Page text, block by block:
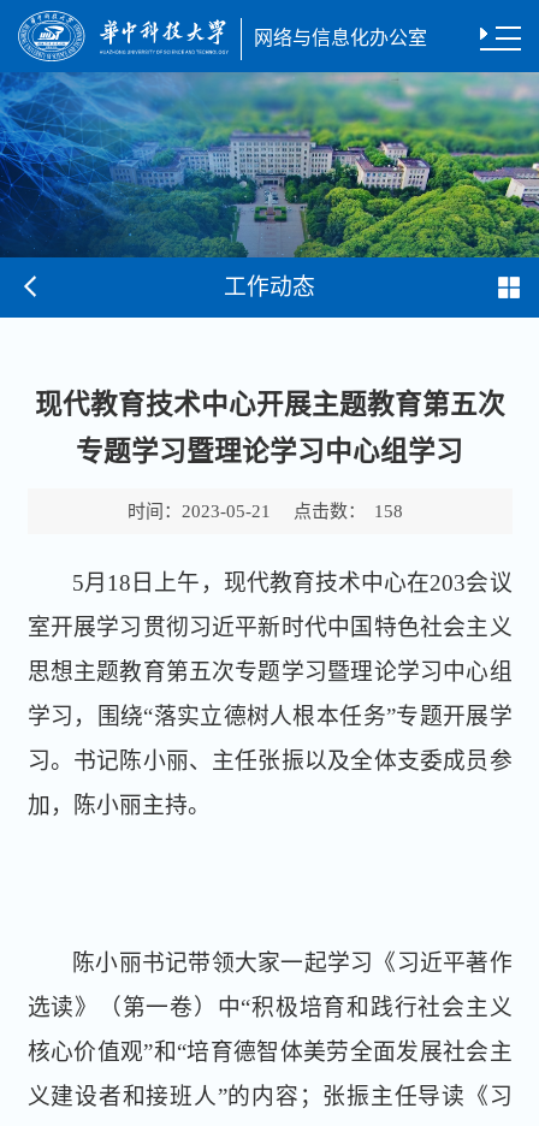
网络与信息化办公室
工作动态
现代教育技术中心开展主题教育第五次
专题学习暨理论学习中心组学习
时间： 2023-05-21 点击数： 158
5月18日上午，现代教育技术中心在203会议
室开展学习贯彻习近平新时代中国特色社会主义
思想主题教育第五次专题学习暨理论学习中心组
学习，围绕“落实立德树人根本任务”专题开展学
习。书记陈小丽、主任张振以及全体支委成员参
加，陈小丽主持。
陈小丽书记带领大家一起学习《习近平著作
选读》（第一卷）中“积极培育和践行社会主义
核心价值观”和“培育德智体美劳全面发展社会主
义建设者和接班人”的内容；张振主任导读《习